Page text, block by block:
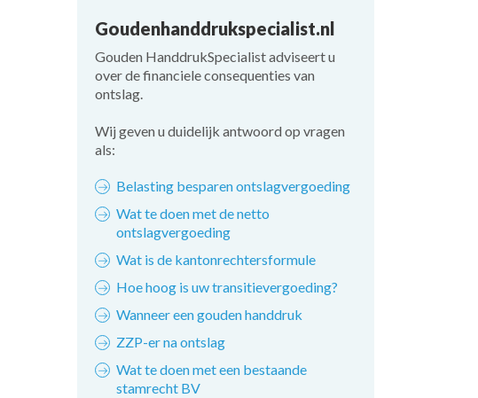
Goudenhanddrukspecialist.nl
Gouden HanddrukSpecialist adviseert u
over de financiele consequenties van
ontslag.
Wij geven u duidelijk antwoord op vragen
als:
Belasting besparen ontslagvergoeding
Wat te doen met de netto
ontslagvergoeding
Wat is de kantonrechtersformule
Hoe hoog is uw transitievergoeding?
Wanneer een gouden handdruk
ZZP-er na ontslag
Wat te doen met een bestaande
stamrecht BV